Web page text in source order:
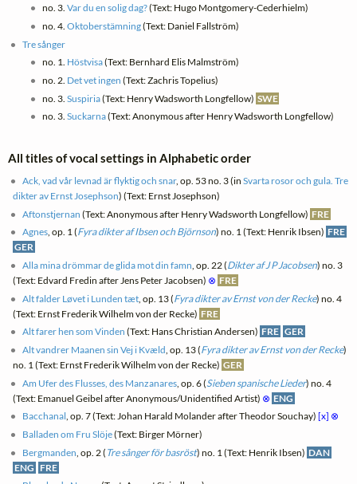
no. 3. Var du en solig dag?(Text: Hugo Montgomery-Cederhielm)
no. 4. Oktoberstämning(Text: Daniel Fallström)
Tre sånger
no. 1. Höstvisa(Text: Bernhard Elis Malmström)
no. 2. Det vet ingen (Text: Zachris Topelius)
no. 3. Suspiria(Text: Henry Wadsworth Longfellow) SWE
no. 3. Suckarna(Text: Anonymous after Henry Wadsworth Longfellow)
All titles of vocal settings in Alphabetic order
Ack, vad vår levnad är flyktig och snar, op. 53 no. 3 (inSvarta rosor och gula. Tre
dikter av Ernst Josephson) (Text: Ernst Josephson)
Aftonstjernan (Text: Anonymous after Henry Wadsworth Longfellow) FRE
Agnes, op. 1 (Fyra dikter af Ibsen och Björnson) no. 1 (Text: Henrik Ibsen) FRE
GER
Alla mina drömmar de glida mot din famn , op. 22 (Dikter af J P Jacobsen) no. 3
(Text: Edvard Fredin after Jens Peter Jacobsen) ⊗ FRE
Alt falder Løvet i Lunden tæt , op. 13 (Fyra dikter av Ernst von der Recke) no. 4
(Text: Ernst Frederik Wilhelm von der Recke) FRE
Alt farer hen som Vinden (Text: Hans Christian Andersen) FRE GER
Alt vandrer Maanen sin Vej i Kvæld , op. 13 (Fyra dikter av Ernst von der Recke)
no. 1 (Text: Ernst Frederik Wilhelm von der Recke) GER
Am Ufer des Flusses, des Manzanares , op. 6 (Sieben spanische Lieder) no. 4
(Text: Emanuel Geibel after Anonymous/Unidentified Artist) ⊗ ENG
Bacchanal, op. 7 (Text: Johan Harald Molander after Theodor Souchay)[x] ⊗
Balladen om Fru Slöje(Text: Birger Mörner)
Bergmanden , op. 2 ( Tre sånger för basröst) no. 1 (Text: Henrik Ibsen) DAN
ENG FRE